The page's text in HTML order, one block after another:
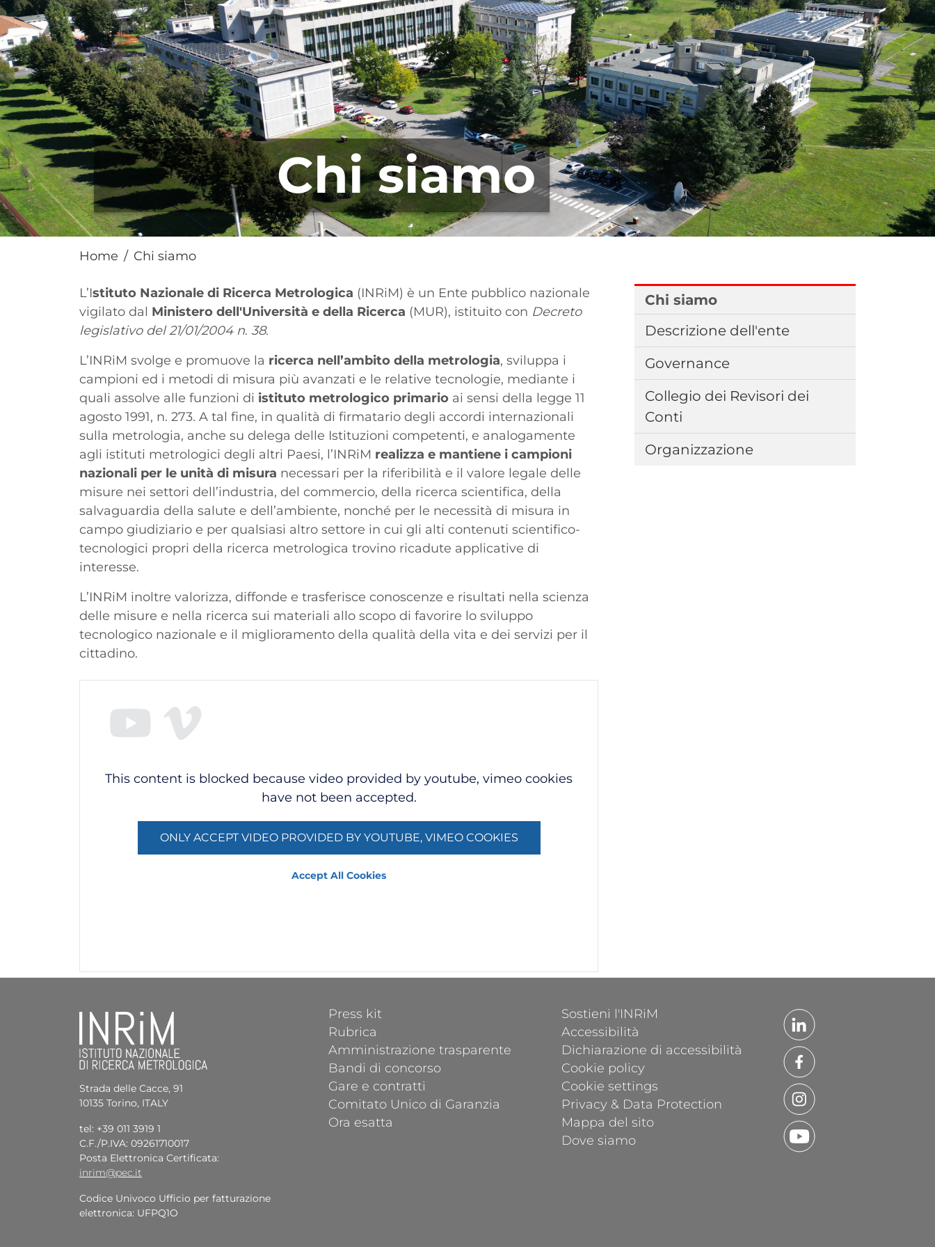
Chi siamo
Home Chi siamo
Paragrafo
L’Istituto Nazionale di Ricerca Metrologica (INRiM) è un Ente pubblico nazionale
vigilato dal Ministero dell'Università e della Ricerca (MUR), istituito con Decreto
legislativo del 21/01/2004 n. 38.
L’INRiM svolge e promuove la ricerca nell’ambito della metrologia, sviluppa i
campioni ed i metodi di misura più avanzati e le relative tecnologie, mediante i
quali assolve alle funzioni di istituto metrologico primario ai sensi della legge 11
agosto 1991, n. 273. A tal fine, in qualità di firmatario degli accordi internazionali
sulla metrologia, anche su delega delle Istituzioni competenti, e analogamente
agli istituti metrologici degli altri Paesi, l’INRiM realizza e mantiene i campioni
nazionali per le unità di misura necessari per la riferibilità e il valore legale delle
misure nei settori dell’industria, del commercio, della ricerca scientifica, della
salvaguardia della salute e dell’ambiente, nonché per le necessità di misura in
campo giudiziario e per qualsiasi altro settore in cui gli alti contenuti scientifico-
tecnologici propri della ricerca metrologica trovino ricadute applicative di
interesse.
L’INRiM inoltre valorizza, diffonde e trasferisce conoscenze e risultati nella scienza
delle misure e nella ricerca sui materiali allo scopo di favorire lo sviluppo
tecnologico nazionale e il miglioramento della qualità della vita e dei servizi per il
cittadino.
This content is blocked because video provided by youtube, vimeo cookies
have not been accepted.
ONLY ACCEPT VIDEO PROVIDED BY YOUTUBE, VIMEO COOKIES
Accept All Cookies
Chi siamo
Descrizione dell'ente
Governance
Collegio dei Revisori dei
Conti
Organizzazione
Strada delle Cacce, 91
10135 Torino, ITALY
tel: +39 011 3919 1
C.F./P.IVA: 09261710017
Posta Elettronica Certificata:
inrim@pec.it
Codice Univoco Ufficio per fatturazione
elettronica: UFPQ1O
FOOTER 1
Press kit
Rubrica
Amministrazione trasparente
Bandi di concorso
Gare e contratti
Comitato Unico di Garanzia
Ora esatta
FOOTER 2
Sostieni l'INRiM
Accessibilità
Dichiarazione di accessibilità
Cookie policy
Cookie settings
Privacy & Data Protection
Mappa del sito
Dove siamo